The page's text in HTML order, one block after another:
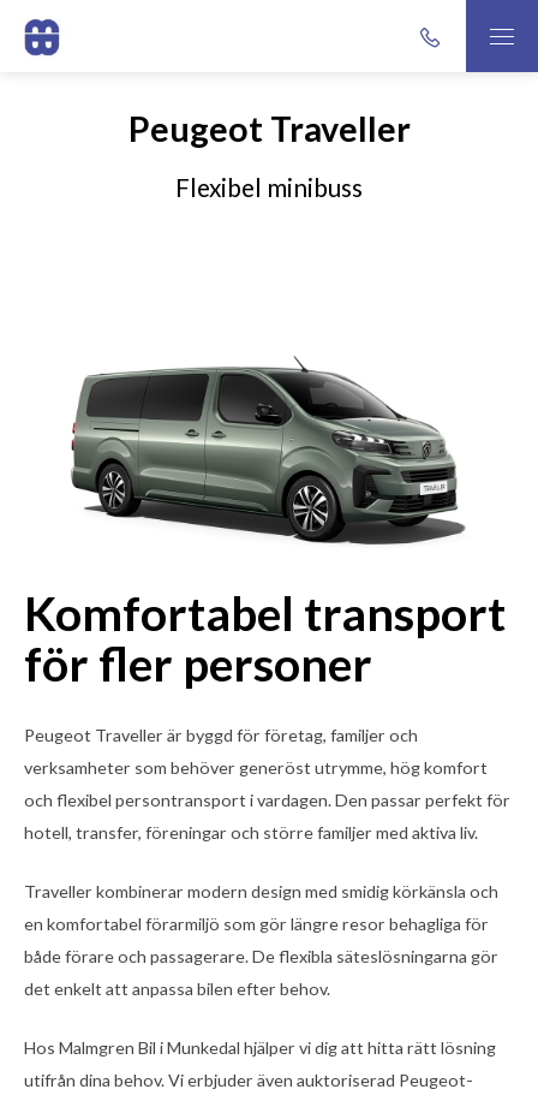
Peugeot Traveller
Flexibel minibuss
Komfortabel transport
för fler personer
Peugeot Traveller är byggd för företag, familjer och
verksamheter som behöver generöst utrymme, hög komfort
och flexibel persontransport i vardagen. Den passar perfekt för
hotell, transfer, föreningar och större familjer med aktiva liv.
Traveller kombinerar modern design med smidig körkänsla och
en komfortabel förarmiljö som gör längre resor behagliga för
både förare och passagerare. De flexibla säteslösningarna gör
det enkelt att anpassa bilen efter behov.
Hos Malmgren Bil i Munkedal hjälper vi dig att hitta rätt lösning
utifrån dina behov. Vi erbjuder även auktoriserad Peugeot-